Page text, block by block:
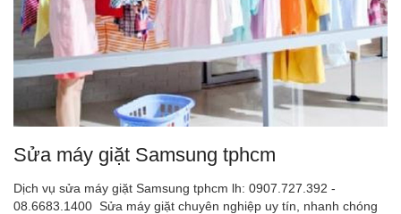
Sửa máy giặt Samsung tphcm
Dịch vụ sửa máy giặt Samsung tphcm lh: 0907.727.392 -
08.6683.1400 Sửa máy giặt chuyên nghiệp uy tín, nhanh chóng